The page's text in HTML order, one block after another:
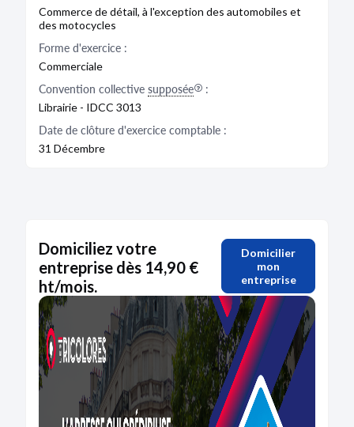
Commerce de détail, à l'exception des automobiles et
des motocycles
Forme d'exercice :
Commerciale
Convention collective supposée
:
Librairie - IDCC 3013
Date de clôture d'exercice comptable :
31 Décembre
Domiciliez votre
entreprise dès 14,90 €
ht/mois.
Domicilier
mon
entreprise